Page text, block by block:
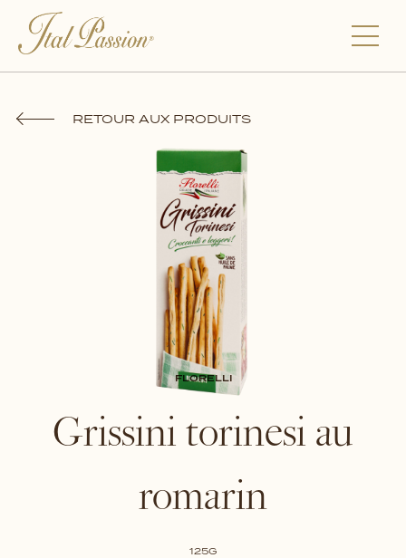
RETOUR AUX PRODUITS
FLORELLI
Grissini torinesi au
romarin
125G